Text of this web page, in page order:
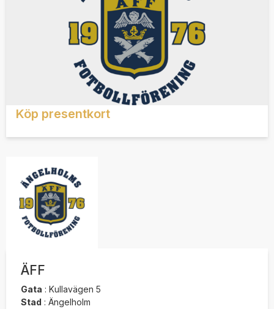
Köp presentkort
ÄFF
Gata : Kullavägen 5
Stad : Ängelholm